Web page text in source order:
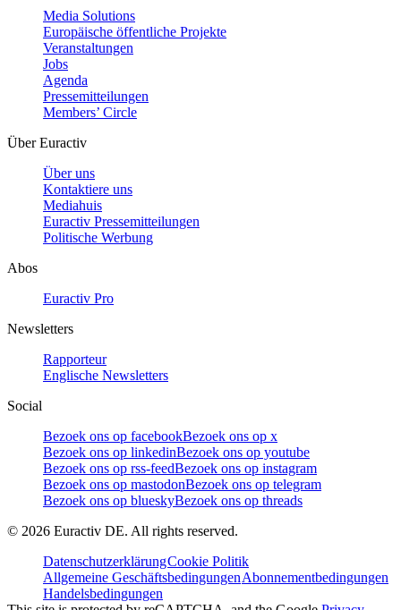
Media Solutions
Europäische öffentliche Projekte
Veranstaltungen
Jobs
Agenda
Pressemitteilungen
Members’ Circle
Über Euractiv
Über uns
Kontaktiere uns
Mediahuis
Euractiv Pressemitteilungen
Politische Werbung
Abos
Euractiv Pro
Newsletters
Rapporteur
Englische Newsletters
Social
Bezoek ons op facebookBezoek ons op x
Bezoek ons op linkedinBezoek ons op youtube
Bezoek ons op rss-feedBezoek ons op instagram
Bezoek ons op mastodonBezoek ons op telegram
Bezoek ons op blueskyBezoek ons op threads
© 2026 Euractiv DE. All rights reserved.
DatenschutzerklärungCookie Politik
Allgemeine GeschäftsbedingungenAbonnementbedingungen
Handelsbedingungen